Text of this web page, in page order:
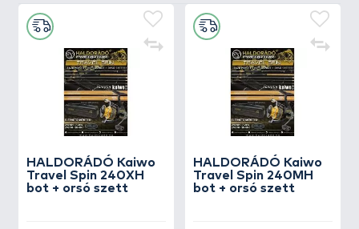
HALDORÁDÓ Kaiwo
Travel Spin 240XH
bot + orsó szett
HALDORÁDÓ Kaiwo
Travel Spin 240MH
bot + orsó szett